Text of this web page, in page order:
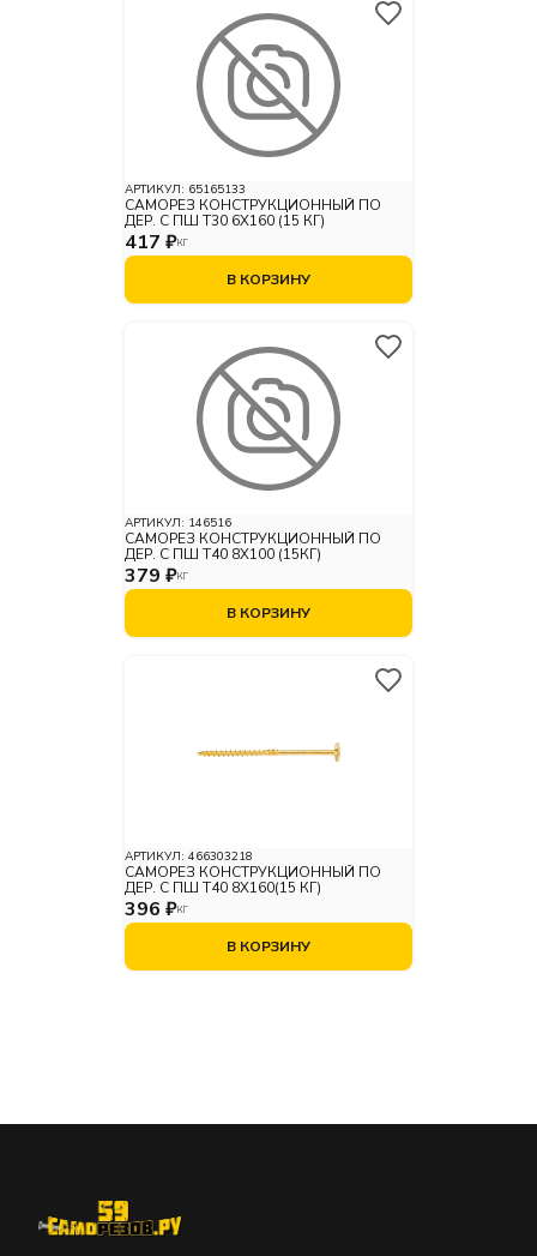
АРТИКУЛ: 65165133
САМОРЕЗ КОНСТРУКЦИОННЫЙ ПО
ДЕР. С ПШ Т30 6Х160 (15 КГ)
417 ₽КГ
В КОРЗИНУ
АРТИКУЛ: 146516
САМОРЕЗ КОНСТРУКЦИОННЫЙ ПО
ДЕР. С ПШ Т40 8Х100 (15КГ)
379 ₽КГ
В КОРЗИНУ
АРТИКУЛ: 466303218
САМОРЕЗ КОНСТРУКЦИОННЫЙ ПО
ДЕР. С ПШ Т40 8Х160(15 КГ)
396 ₽КГ
В КОРЗИНУ